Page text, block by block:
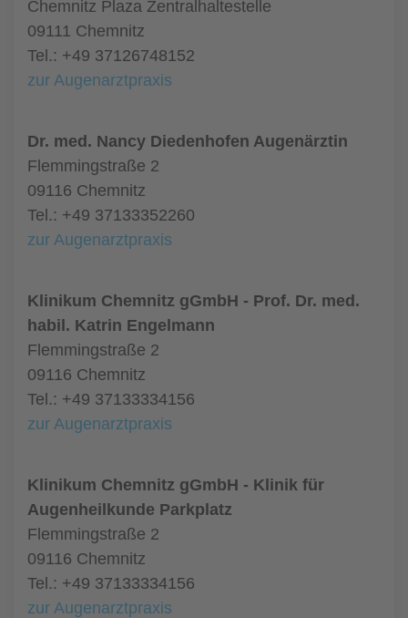
Chemnitz Plaza Zentralhaltestelle
09111 Chemnitz
Tel.: +49 37126748152
zur Augenarztpraxis
Dr. med. Nancy Diedenhofen Augenärztin
Flemmingstraße 2
09116 Chemnitz
Tel.: +49 37133352260
zur Augenarztpraxis
Klinikum Chemnitz gGmbH - Prof. Dr. med.
habil. Katrin Engelmann
Flemmingstraße 2
09116 Chemnitz
Tel.: +49 37133334156
zur Augenarztpraxis
Klinikum Chemnitz gGmbH - Klinik für
Augenheilkunde Parkplatz
Flemmingstraße 2
09116 Chemnitz
Tel.: +49 37133334156
zur Augenarztpraxis